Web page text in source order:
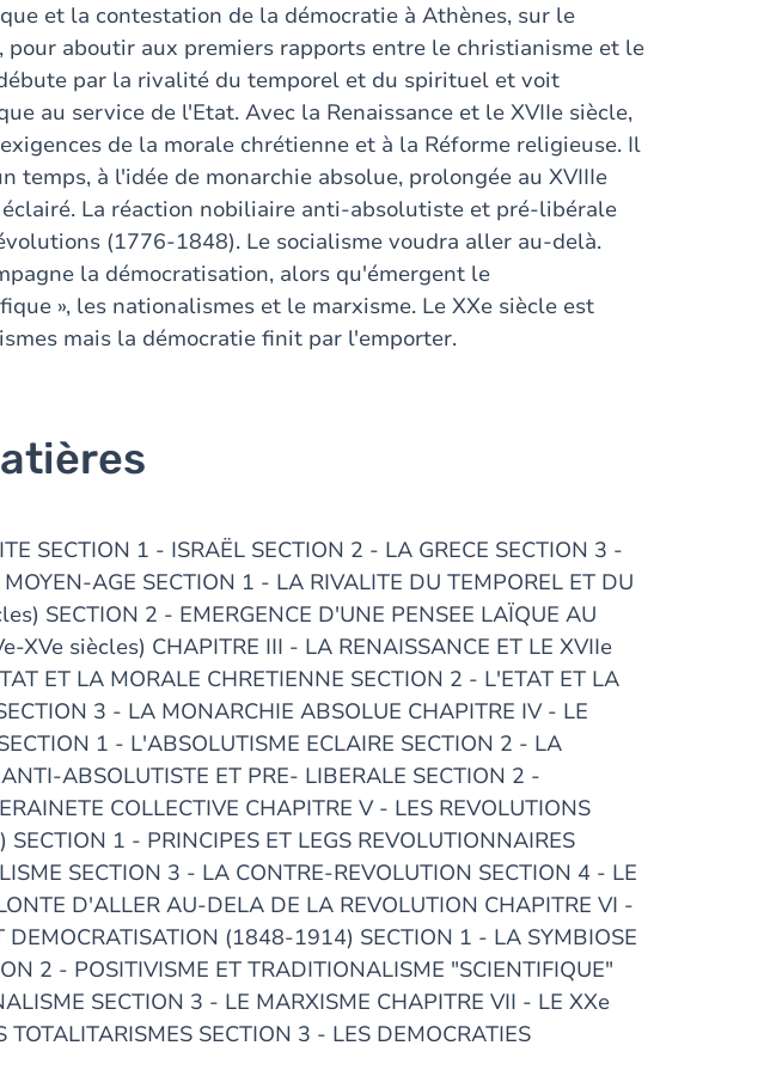
et la contestation de la démocratie à Athènes, sur le
pour aboutir aux premiers rapports entre le christianisme et le
par la rivalité du temporel et du spirituel et voit
au service de l'Etat. Avec la Renaissance et le XVIIe siècle,
de la morale chrétienne et à la Réforme religieuse. Il
temps, à l'idée de monarchie absolue, prolongée au XVIIIe
La réaction nobiliaire anti-absolutiste et pré-libérale
(1776-1848). Le socialisme voudra aller au-delà.
la démocratisation, alors qu'émergent le
», les nationalismes et le marxisme. Le XXe siècle est
mais la démocratie finit par l'emporter.
SECTION 1 - ISRAËL SECTION 2 - LA GRECE SECTION 3 -
AGE SECTION 1 - LA RIVALITE DU TEMPOREL ET DU
SECTION 2 - EMERGENCE D'UNE PENSEE LAÏQUE AU
XVe siècles) CHAPITRE III - LA RENAISSANCE ET LE XVIIe
ET LA MORALE CHRETIENNE SECTION 2 - L'ETAT ET LA
3 - LA MONARCHIE ABSOLUE CHAPITRE IV - LE
1 - L'ABSOLUTISME ECLAIRE SECTION 2 - LA
ABSOLUTISTE ET PRE- LIBERALE SECTION 2 -
COLLECTIVE CHAPITRE V - LES REVOLUTIONS
1 - PRINCIPES ET LEGS REVOLUTIONNAIRES
SECTION 3 - LA CONTRE-REVOLUTION SECTION 4 - LE
D'ALLER AU-DELA DE LA REVOLUTION CHAPITRE VI -
DEMOCRATISATION (1848-1914) SECTION 1 - LA SYMBIOSE
2 - POSITIVISME ET TRADITIONALISME "SCIENTIFIQUE"
SECTION 3 - LE MARXISME CHAPITRE VII - LE XXe
TOTALITARISMES SECTION 3 - LES DEMOCRATIES